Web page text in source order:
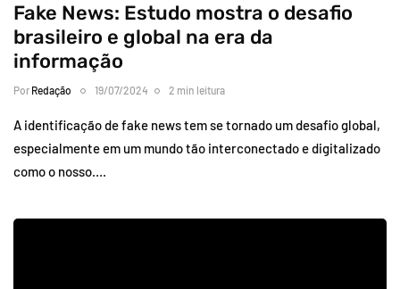
Fake News: Estudo mostra o desafio
brasileiro e global na era da
informação
Por Redação 19/07/2024 2 min leitura
A identificação de fake news tem se tornado um desafio global,
especialmente em um mundo tão interconectado e digitalizado
como o nosso….